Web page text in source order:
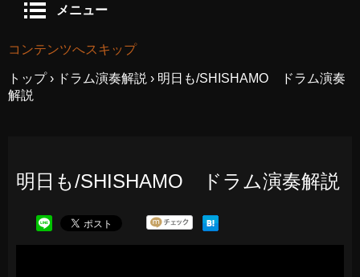
メニュー
コンテンツへスキップ
トップ › ドラム演奏解説 › 明日も/SHISHAMO ドラム演奏
解説
明日も/SHISHAMO ドラム演奏解説